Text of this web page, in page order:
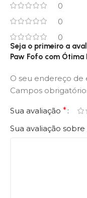
0
0
0
Seja o primeiro a
Paw Fofo com Ótima
O seu endereço de
Campos
Sua avaliação *
Sua avaliação